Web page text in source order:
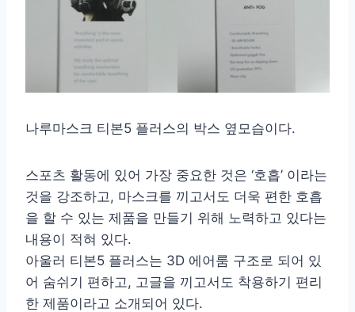
나루마스크 티본5 플러스의 박스 옆모습이다.
스포츠 활동에 있어 가장 중요한 것은 ‘호흡’ 이라는
것을 강조하고, 마스크를 끼고서도 더욱 편한 호흡
을 할 수 있는 제품을 만들기 위해 노력하고 있다는
내용이 적혀 있다.
아울러 티본5 플러스는 3D 에어룸 구조로 되어 있
어 숨쉬기 편하고, 고글을 끼고서도 착용하기 편리
한 제품이라고 소개되어 있다.